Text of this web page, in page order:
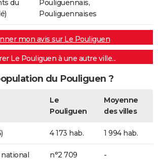
du
Pouliguennais,
Pouliguennaises
mon avis sur Le Pouliguen
Le Pouliguen à une autre ville...
du Pouliguen ?
Le
Pouliguen
Moyenne
des villes
4 173 hab. 1 994 hab.
n°2 709 -